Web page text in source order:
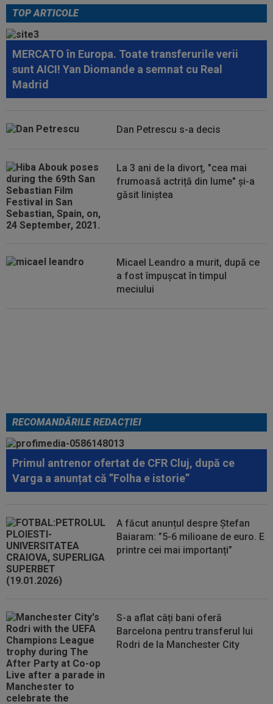
11:13
A făcut anunțul despre Ștefan Baiaram: ”5-6
milioane de euro. E printre cei mai...
11:12
Prima federație care a ieșit public pentru a-l
susține pe Gianni Infantino
10:57
S-a aflat câți bani oferă Barcelona pentru
10:52
Surpriză, la 3 săptămâni după ce Ioana și Ilie
10:51
Primul antrenor ofertat de CFR Cluj, după ce
Varga a anunțat că ”Folha e...
TOP ARTICOLE
MERCATO în Europa. Toate transferurile verii
sunt AICI! Yan Diomande a semnat cu Real
Madrid
Dan Petrescu s-a decis
La 3 ani de la divorț, "cea mai
frumoasă actriță din lume" și-a
găsit liniștea
Micael Leandro a murit, după ce
a fost împușcat în timpul
meciului
RECOMANDĂRILE REDACȚIEI
Primul antrenor ofertat de CFR Cluj, după ce
Varga a anunțat că ”Folha e istorie”
A făcut anunțul despre Ștefan
Baiaram: ”5-6 milioane de euro. E
printre cei mai importanți”
S-a aflat câți bani oferă
Barcelona pentru transferul lui
Rodri de la Manchester City